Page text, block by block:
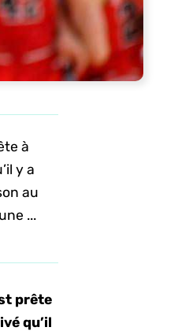
à
y a
au
...
prête
qu’il